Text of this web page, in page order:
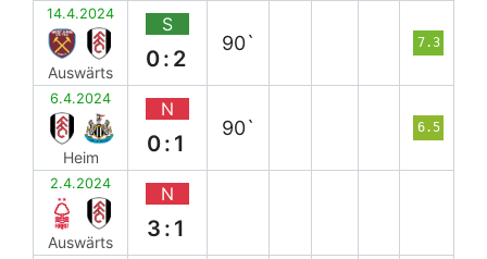
14.4.2024
Auswärts
S
0:2
90` 7.3
6.4.2024
Heim
N
0:1
90` 6.5
2.4.2024
Auswärts
N
3:1